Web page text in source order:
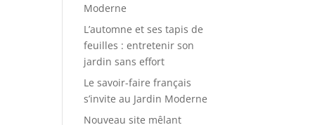
Moderne
L’automne et ses tapis de
feuilles : entretenir son
jardin sans effort
Le savoir-faire français
s’invite au Jardin Moderne
Nouveau site mêlant